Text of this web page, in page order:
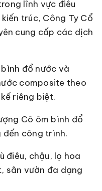
lĩnh vực điêu
trúc, Công Ty Cổ
cung cấp các dịch
đổ nước và
composite theo
riêng biệt.
Cô ôm bình đổ
công trình.
điêu, chậu, lọ hoa
sân vườn đa dạng